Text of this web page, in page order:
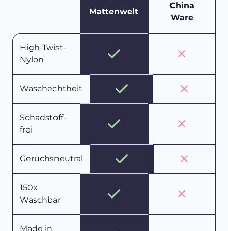
Mattenwelt
China
Ware
High-Twist-
Nylon
Waschechtheit
Schadstoff-
frei
Geruchsneutral
150x
Waschbar
Made in